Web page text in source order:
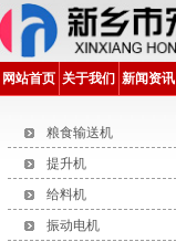
网站首页 关于我们 新闻资讯
粮食输送机
提升机
给料机
振动电机